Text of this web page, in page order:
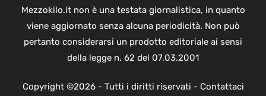
Mezzokilo.it non è una testata giornalistica, in quanto
viene aggiornato senza alcuna periodicità. Non può
pertanto considerarsi un prodotto editoriale ai sensi
della legge n. 62 del 07.03.2001
Copyright ©2026 - Tutti i diritti riservati - Contattaci